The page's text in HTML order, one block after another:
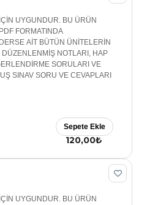
UYGUNDUR. BU ÜRÜN
FORMATINDA
AİT BÜTÜN ÜNİTELERİN
NOTLARI, HAP
SORULARI VE
SINAV SORU VE CEVAPLARI
120,00₺
Sepete Ekle
UYGUNDUR. BU ÜRÜN